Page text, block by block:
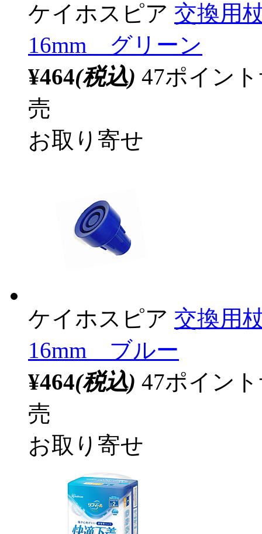
ケイホスピア 交換用
16mm グリーン
¥464(税込) 47ポイン
売
お取り寄せ
ケイホスピア 交換用
16mm ブルー
¥464(税込) 47ポイン
売
お取り寄せ